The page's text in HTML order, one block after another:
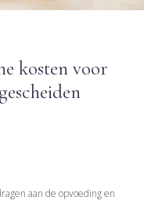
kosten voor
aan de opvoeding en